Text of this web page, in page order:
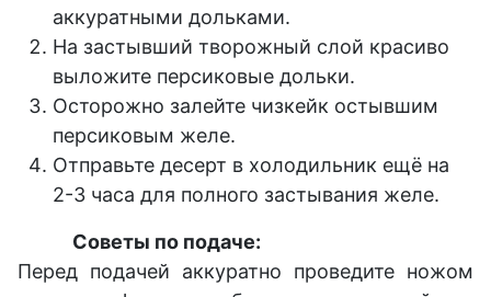
аккуратными дольками.
На застывший творожный слой красиво
выложите персиковые дольки.
Осторожно залейте чизкейк остывшим
персиковым желе.
Отправьте десерт в холодильник ещё на
2-3 часа для полного застывания желе.
Советы по подаче:
Перед подачей аккуратно проведите ножом